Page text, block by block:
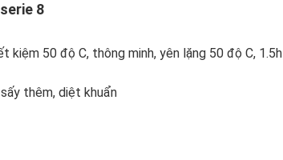
8
50 độ C, thông minh, yên lặng 50 độ C, 1.5h
thêm, diệt khuẩn